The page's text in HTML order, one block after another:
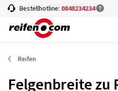
Bestellhotline: 0848234234
Reifen
Felgenbreite zu